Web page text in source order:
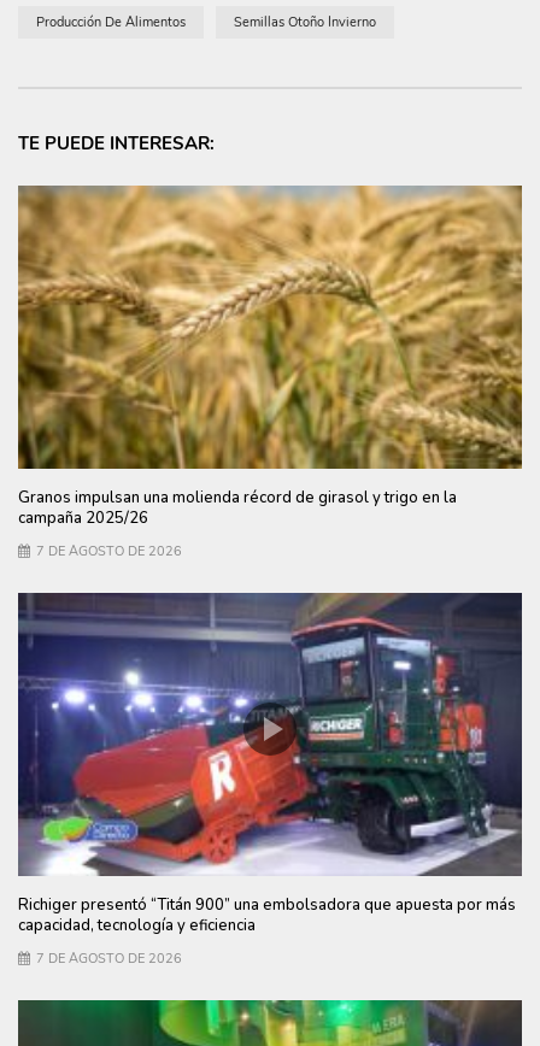
Producción De Alimentos Semillas Otoño Invierno
TE PUEDE INTERESAR:
Granos impulsan una molienda récord de girasol y trigo en la
campaña 2025/26
7 DE AGOSTO DE 2026
Richiger presentó “Titán 900” una embolsadora que apuesta por más
capacidad, tecnología y eficiencia
7 DE AGOSTO DE 2026